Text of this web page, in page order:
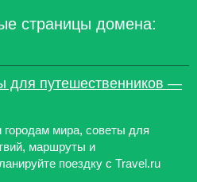
страницы домена:
для путешественников —
городам мира, советы для
маршруты и
поездку с Travel.ru